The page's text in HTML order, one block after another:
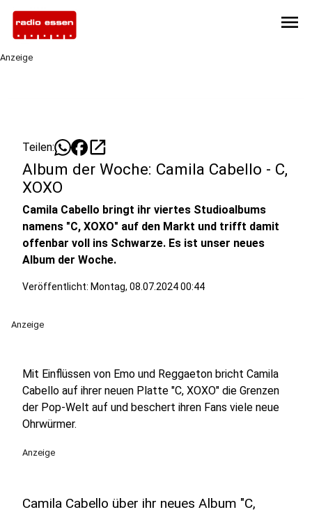
menu
Anzeige
Teilen: open_in_new
Album der Woche: Camila Cabello - C,
XOXO
Camila Cabello bringt ihr viertes Studioalbums
namens "C, XOXO" auf den Markt und trifft damit
offenbar voll ins Schwarze. Es ist unser neues
Album der Woche.
Veröffentlicht: Montag, 08.07.2024 00:44
Anzeige
Mit Einflüssen von Emo und Reggaeton bricht Camila
Cabello auf ihrer neuen Platte "C, XOXO" die Grenzen
der Pop-Welt auf und beschert ihren Fans viele neue
Ohrwürmer.
Anzeige
Camila Cabello über ihr neues Album "C,